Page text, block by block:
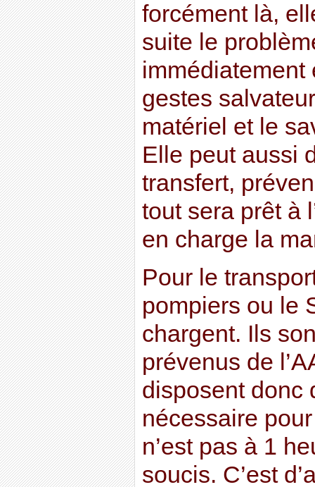
forcément là,
suite le
immédiatement
gestes
matériel et le
Elle peut aussi
transfert,
tout sera prêt à
en charge la
Pour le
pompiers ou le
chargent. Ils
prévenus de
disposent donc
nécessaire
n’est pas à 1
soucis. C’est